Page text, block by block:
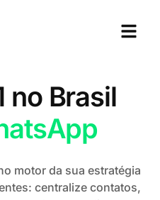
no Brasil
motor da sua estratégia
centralize contatos,